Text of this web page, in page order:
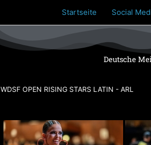
Startseite Social
Deutsche
WDSF OPEN RISING STARS LATIN - ARL